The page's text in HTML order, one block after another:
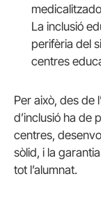
La inclusió
perifèria del
centres
Per això, des de
d’inclusió ha de
centres,
sòlid, i la
tot l’alumnat.